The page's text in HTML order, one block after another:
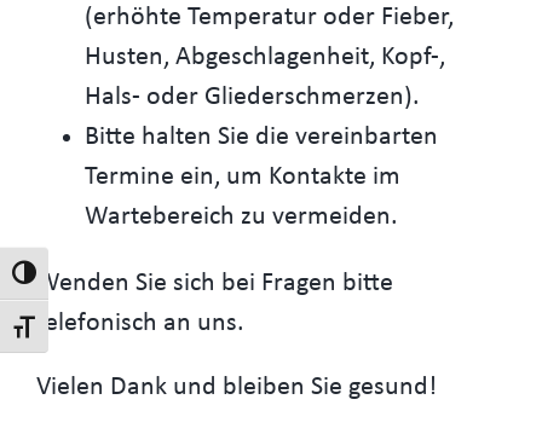
Umschalten auf hohe Kontraste
Schrift vergrößern
(erhöhte Temperatur oder Fieber,
Husten, Abgeschlagenheit, Kopf-,
Hals- oder Gliederschmerzen).
Bitte halten Sie die vereinbarten
Termine ein, um Kontakte im
Wartebereich zu vermeiden.
Wenden Sie sich bei Fragen bitte
telefonisch an uns.
Vielen Dank und bleiben Sie gesund!